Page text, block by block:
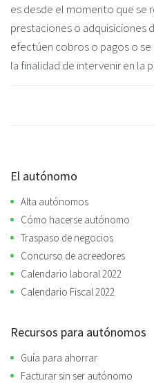
es desde el momento que se
prestaciones o adquisiciones
efectúen cobros o pagos o
la finalidad de intervenir en
El autónomo
Alta autónomos
Cómo hacerse autónomo
Traspaso de negocios
Concurso de acreedores
Calendario laboral 2022
Calendario Fiscal 2022
Recursos para autónomos
Guía para ahorrar
Facturar sin ser autónomo